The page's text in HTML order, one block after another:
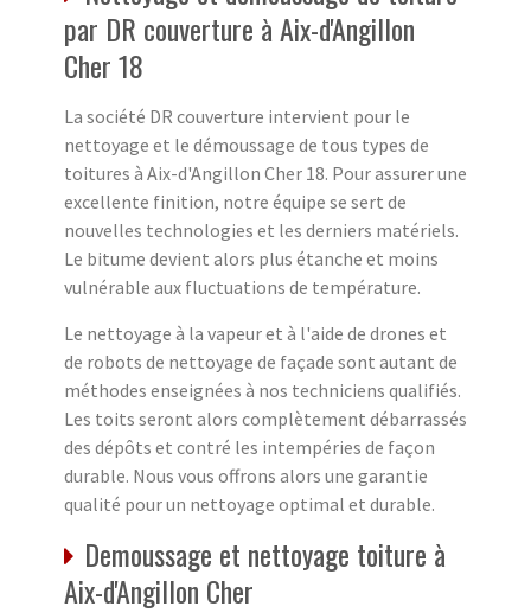
par DR couverture à Aix-d'Angillon
Cher 18
La société DR couverture intervient pour le
nettoyage et le démoussage de tous types de
toitures à Aix-d'Angillon Cher 18. Pour assurer une
excellente finition, notre équipe se sert de
nouvelles technologies et les derniers matériels.
Le bitume devient alors plus étanche et moins
vulnérable aux fluctuations de température.
Le nettoyage à la vapeur et à l'aide de drones et
de robots de nettoyage de façade sont autant de
méthodes enseignées à nos techniciens qualifiés.
Les toits seront alors complètement débarrassés
des dépôts et contré les intempéries de façon
durable. Nous vous offrons alors une garantie
qualité pour un nettoyage optimal et durable.
Demoussage et nettoyage toiture à
Aix-d'Angillon Cher